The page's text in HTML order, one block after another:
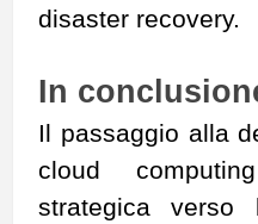
disaster recovery.
In
Il passaggio alla
cloud
strategica verso